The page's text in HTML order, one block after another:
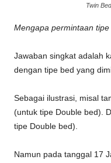
Twin
Mengapa permintaan
Jawaban singkat adalah
dengan tipe bed yang
Sebagai ilustrasi, misal
(untuk tipe Double bed).
tipe Double bed).
Namun pada tanggal 17